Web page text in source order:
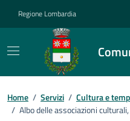
Regione Lombardia
Home / Servizi / Cultura e
/ Albo delle associazioni